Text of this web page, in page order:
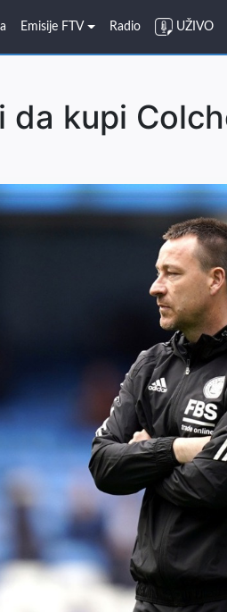
Emisije FTV Radio UŽIVO
da kupi